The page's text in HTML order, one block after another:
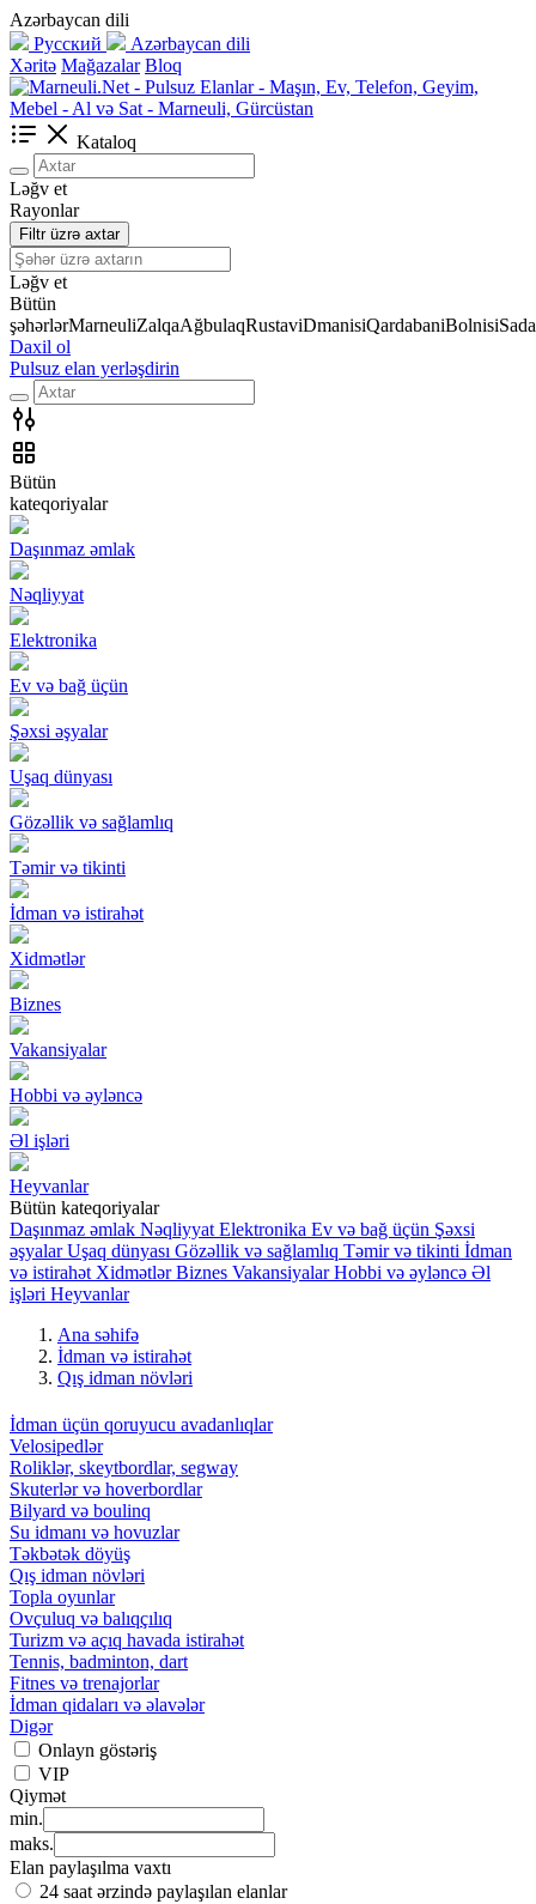
Azərbaycan dili
Русский
Azərbaycan dili
Xəritə Mağazalar Bloq
Kataloq
Ləğv et
Rayonlar
Filtr üzrə axtar
Ləğv et
Bütün
şəhərlərMarneuliZalqaAğbulaqRustaviDmanisiQardabaniBolnisi
Daxil ol
Pulsuz elan yerləşdirin
Bütün
kateqoriyalar
Daşınmaz əmlak
Nəqliyyat
Elektronika
Ev və bağ üçün
Şəxsi əşyalar
Uşaq dünyası
Gözəllik və sağlamlıq
Təmir və tikinti
İdman və istirahət
Xidmətlər
Biznes
Vakansiyalar
Hobbi və əyləncə
Əl işləri
Heyvanlar
Bütün kateqoriyalar
Daşınmaz əmlak Nəqliyyat Elektronika Ev və bağ üçün Şəxsi
əşyalar Uşaq dünyası Gözəllik və sağlamlıq Təmir və tikinti İdman
və istirahət Xidmətlər Biznes Vakansiyalar Hobbi və əyləncə Əl
işləri Heyvanlar
Ana səhifə
İdman və istirahət
Qış idman növləri
İdman üçün qoruyucu avadanlıqlar
Velosipedlər
Roliklər, skeytbordlar, segway
Skuterlər və hoverbordlar
Bilyard və boulinq
Su idmanı və hovuzlar
Təkbətək döyüş
Qış idman növləri
Topla oyunlar
Ovçuluq və balıqçılıq
Turizm və açıq havada istirahət
Tennis, badminton, dart
Fitnes və trenajorlar
İdman qidaları və əlavələr
Digər
Onlayn göstəriş
VIP
Qiymət
min.
maks.
Elan paylaşılma vaxtı
24 saat ərzində paylaşılan elanlar